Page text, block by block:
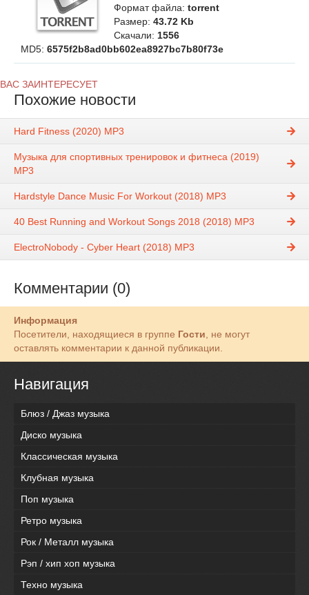
Формат файла: torrent
Размер: 43.72 Kb
Скачали: 1556
MD5: 6575f2b8ad0bb602ea8927bc7b80f73e
ВАС ЗАИНТЕРЕСУЕТ
Похожие новости
Hard Fitness (2020) MP3
Музыка для спортивных тренировок и фитнеса (2019)
MP3
Hardstyle Dance Music For Workout (2018) MP3
40 Best Running and Workout Songs 2018 (2018) MP3
ElectroNobody - Cyber Heart (2018) MP3
Комментарии (0)
Информация
Посетители, находящиеся в группе Гости, не могут
оставлять комментарии к данной публикации.
Навигация
Блюз / Джаз музыка
Диско музыка
Классическая музыка
Клубная музыка
Поп музыка
Ретро музыка
Рок / Металл музыка
Рэп / хип хоп музыка
Техно музыка